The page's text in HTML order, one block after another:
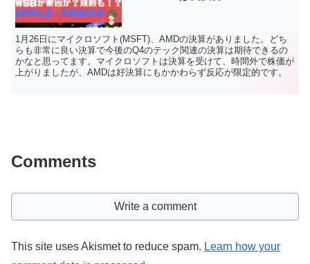
1月26日にマイクロソフト(MSFT)、AMDの決算がありました。どち
らも非常に良い決算で今後のQ4のテック関連の決算は期待できるの
かなと思ってます。マイクロソフトは決算を受けて、時間外で株価が
上がりましたが、AMDは好決算にもかかわらず反応が限定的です。
Comments
Write a comment
This site uses Akismet to reduce spam. Learn how your